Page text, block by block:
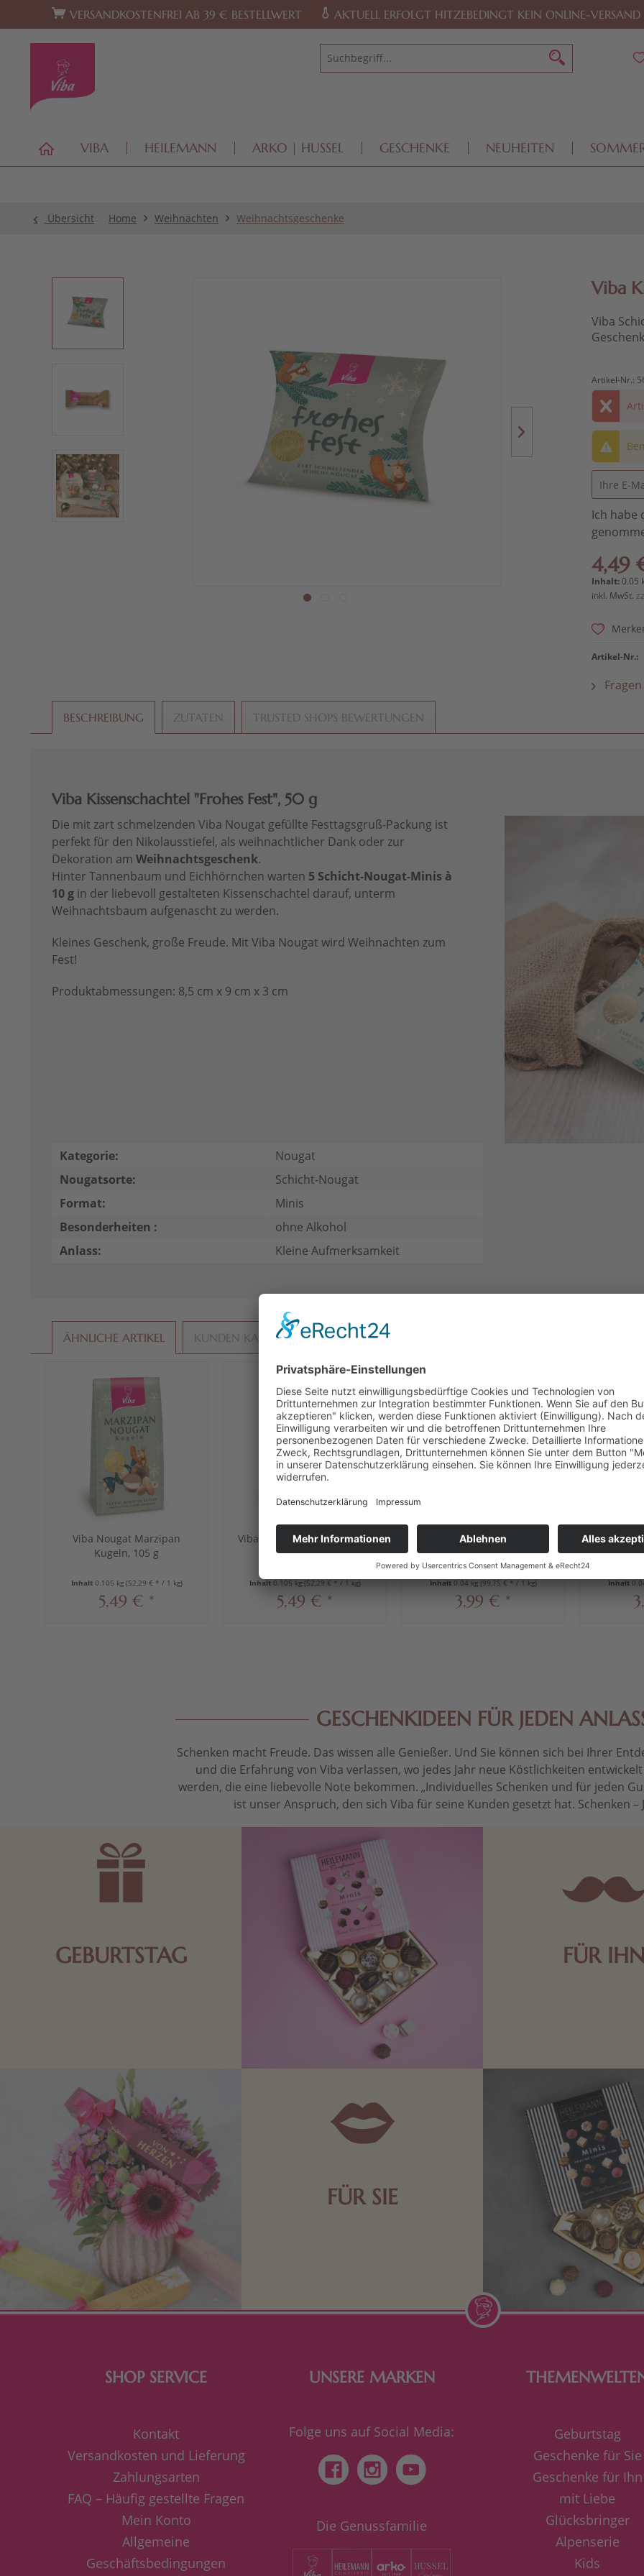
Zur Hauptnavigation springen Zum Footer springen
VERSANDKOSTENFREI AB 39 € BESTELLWERT AKTUELL ERFOLGT HITZEBEDINGT KEIN ONLINE-VERSAND
VIBA HEILEMANN ARKO | HUSSEL GESCHENKE NEUHEITEN
Übersicht Home Weihnachten Weihnachtsgeschenke
Viba
Viba
Artikel-Nr.:
Ich habe
4,49
Inhalt:0.05
inkl. MwSt.
Artikel-Nr.:
BESCHREIBUNG ZUTATEN TRUSTED SHOPS BEWERTUNGEN
Viba Kissenschachtel "Frohes Fest", 50 g
Die mit zart schmelzenden Viba Nougat gefüllte Festtagsgruß-Packung ist
perfekt für den Nikolausstiefel, als weihnachtlicher Dank oder zur
Dekoration am Weihnachtsgeschenk.
Hinter Tannenbaum und Eichhörnchen warten 5 Schicht-Nougat-Minis à
10 g in der liebevoll gestalteten Kissenschachtel darauf, unterm
Weihnachtsbaum aufgenascht zu werden.
Kleines Geschenk, große Freude. Mit Viba Nougat wird Weihnachten zum
Fest!
Produktabmessungen: 8,5 cm x 9 cm x 3 cm
Kategorie:
Nougat
Nougatsorte:
Schicht-Nougat
Format:
Minis
Besonderheiten :
ohne Alkohol
Anlass:
Kleine Aufmerksamkeit
ÄHNLICHE ARTIKEL KUNDEN KAUFTEN AUCH KUNDEN HABEN SICH EBENFALLS ANGESEHEN
Viba Nougat Marzipan
Kugeln, 105 g
Inhalt 0.105 kg (52,29 € * / 1 kg)
5,49 € *
Viba Classic Nougat Kugeln,
105 g
Inhalt 0.105 kg (52,29 € * / 1 kg)
5,49 € *
Viba Kleiner Gruß
"Weihnachtskugel", 40 g
Inhalt 0.04 kg (99,75 € * / 1 kg)
3,99 € *
Viba
Inhalt
GESCHENKIDEEN FÜR JEDEN
Schenken macht Freude. Das wissen alle Genießer. Und Sie können sich bei Ihrer
und die Erfahrung von Viba verlassen, wo jedes Jahr neue Köstlichkeiten
werden, die eine liebevolle Note bekommen. „Individuelles Schenken und für jeden
ist unser Anspruch, den sich Viba für seine Kunden gesetzt hat. Schenken –
GEBURTSTAG FÜR IHN
FÜR SIE
SHOP SERVICE
Kontakt
Versandkosten und Lieferung
Zahlungsarten
FAQ – Häufig gestellte Fragen
Mein Konto
Allgemeine
Geschäftsbedingungen
UNSERE MARKEN
Folge uns auf Social Media:
Die Genussfamilie
Geburtstag
Geschenke für Sie
Geschenke für Ihn
mit Liebe
Glücksbringer
Alpenserie
Kids